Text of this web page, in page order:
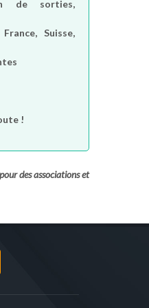
de sorties,
Suisse,
!
des associations et